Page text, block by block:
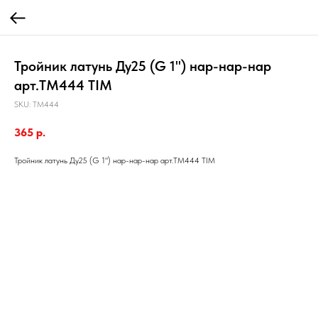
Тройник латунь Ду25 (G 1") нар-нар-нар
арт.TM444 TIM
SKU: TM444
365 р.
Тройник латунь Ду25 (G 1") нар-нар-нар арт.TM444 TIM